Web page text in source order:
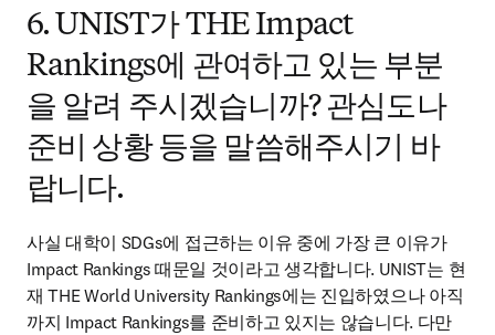
6. UNIST가 THE Impact
Rankings에 관여하고 있는 부분
을 알려 주시겠습니까? 관심도나
준비 상황 등을 말씀해주시기 바
랍니다.
사실 대학이 SDGs에 접근하는 이유 중에 가장 큰 이유가
Impact Rankings 때문일 것이라고 생각합니다. UNIST는 현
재 THE World University Rankings에는 진입하였으나 아직
까지 Impact Rankings를 준비하고 있지는 않습니다. 다만